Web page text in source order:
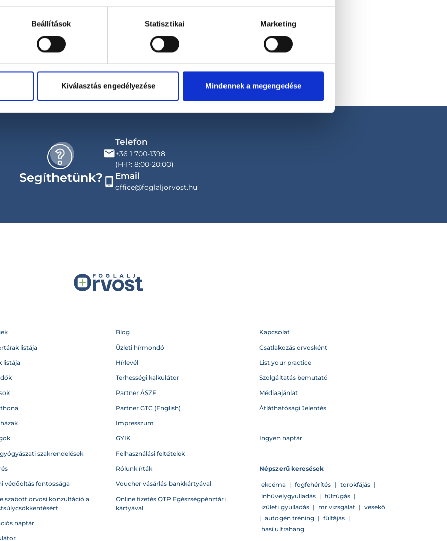
Beállítások Statisztikai Marketing
Kiválasztás engedélyezése Mindennek a megengedése
Segíthetünk?
Telefon
+36 1 700-1398
(H-P: 8:00-20:00)
Email
office@foglaljorvost.hu
listája
listája
szakrendelések
védőoltás fontossága
szabott orvosi konzultáció a
naptár
Blog
Üzleti hírmondó
Hírlevél
Terhességi kalkulátor
Partner ÁSZF
Partner GTC (English)
Impresszum
GYIK
Felhasználási feltételek
Rólunk írták
Voucher vásárlás bankkártyával
Online fizetés OTP Egészségpénztári
kártyával
Kapcsolat
Csatlakozás orvosként
List your practice
Szolgáltatás bemutató
Médiaajánlat
Átláthatósági Jelentés
Ingyen naptár
Népszerű keresések
ekcéma | fogfehérítés | torokfájás |
ínhüvelygyulladás | fülzúgás |
izületi gyulladás | mr vizsgálat | vesekő
| autogén tréning | fülfájás |
hasi ultrahang